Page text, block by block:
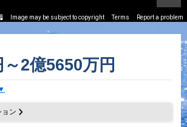
2億5650万円
ン
Image may be subject to copyright Terms Report a problem